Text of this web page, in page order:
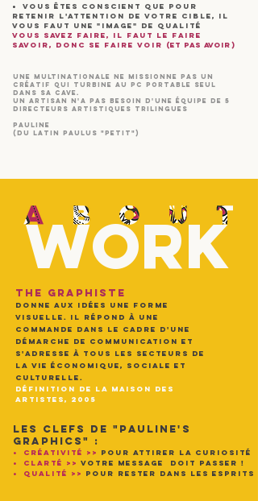
une multinationale ne missionne pas un
créatif qui turbine au pc portable seul
dans sa cave.
un artisan n'a pas besoin d'une équipe de 5
directeurs artistiques trilingues
pauline
(du latin paulus "petit")
• VOUS Ê TES CONSCIENT QUE POUR
RETENIR L'ATTENTION DE VOTRE CIBLE, IL
VOUS FAUT UNE "IMAGE" DE QUALITÉ
VOUS SAVEZ FAIRE, IL FAUT LE FAIRE
SAVOIR, DONC SE FAIRE VOIR (ET PAS AVOIR)
WORK
THE GRAPHISTE
DONNE AUX IDÉES UNE FORME
VISUELLE. IL RÉPOND à UNE
COMMANDE DANS LE CADRE D'UNE
DÉMARCHE DE COMMUNICATION ET
S'ADRESSE à TOUS LES SECTEURS DE
LA VIE É CONOMIQUE, SOCIALE ET
CULTURELLE.
DÉFINITION DE LA MAISON DES
ARTISTES, 2005
LES CLEFS
DE "PAULINE'S
GRAPHICS" :
• CRÉATIVITÉ >> POUR ATTIRER LA CURIOSITÉ
• CLARTÉ >> VOTRE MESSAGE DOIT PASSER !
• QUALITÉ >> POUR RESTER DANS LES ESPRITS